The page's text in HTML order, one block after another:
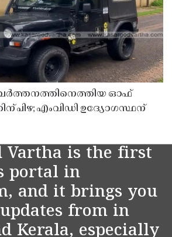
ഓഫ്
പിഴ; എംവിഡി ഉദ്യോഗസ്ഥന്
Vartha is the first
portal in
and it brings you
from in
Kerala, especially